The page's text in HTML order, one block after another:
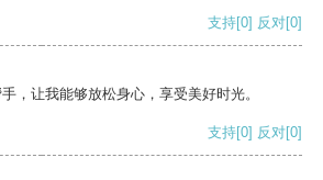
支持[0] 反对[0]
，让我能够放松身心，享受美好时光。
支持[0] 反对[0]